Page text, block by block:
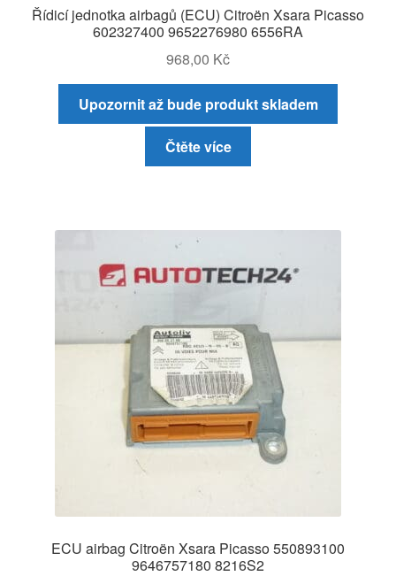
Řídicí jednotka airbagů (ECU) Citroën Xsara Picasso
602327400 9652276980 6556RA
968,00 Kč
Upozornit až bude produkt skladem
Čtěte více
ECU airbag Citroën Xsara Picasso 550893100
9646757180 8216S2